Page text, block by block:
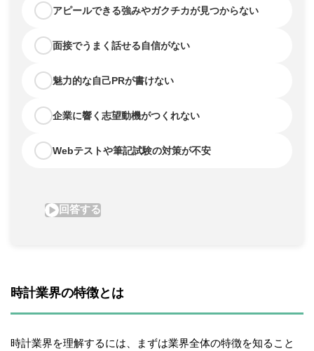
時計業界の特徴とは
時計業界を理解するには、まずは業界全体の特徴を知ること